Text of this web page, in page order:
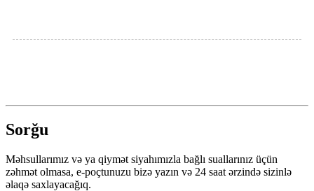
Sorğu
Məhsullarımız və ya qiymət siyahımızla bağlı suallarınız üçün
zəhmət olmasa, e-poçtunuzu bizə yazın və 24 saat ərzində sizinlə
əlaqə saxlayacağıq.